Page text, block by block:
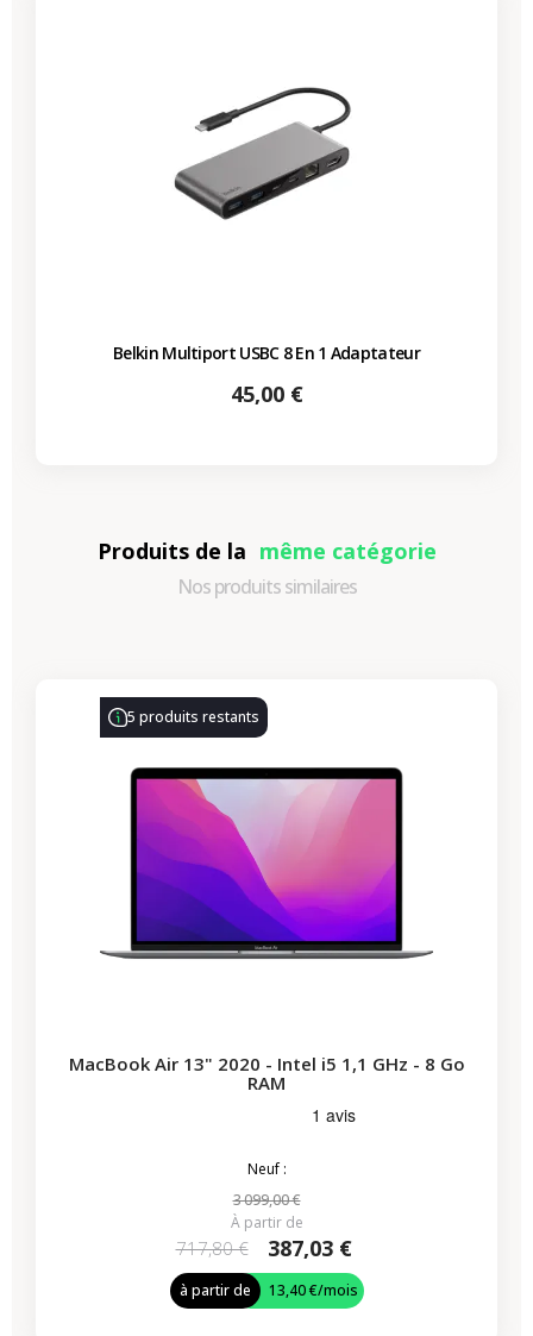
Belkin Multiport USBC 8 En 1 Adaptateur
Prix
45,00 €
Produits de la même catégorie
Nos produits similaires
5 produits restants
MacBook Air 13" 2020 - Intel i5 1,1 GHz - 8 Go
RAM
Neuf :
3 099,00 €
À partir de
717,80 € 387,03 €
à partir de 13,40 €/mois